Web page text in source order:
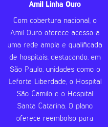
Amil Linha Ouro
Com cobertura nacional, o
Amil Ouro oferece acesso a
uma rede ampla e qualificada
de hospitais, destacando, em
São Paulo, unidades como o
Leforte Liberdade, o Hospital
São Camilo e o Hospital
Santa Catarina. O plano
oferece reembolso para